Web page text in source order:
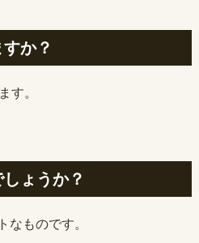
か？
す。
ょうか？
なものです。